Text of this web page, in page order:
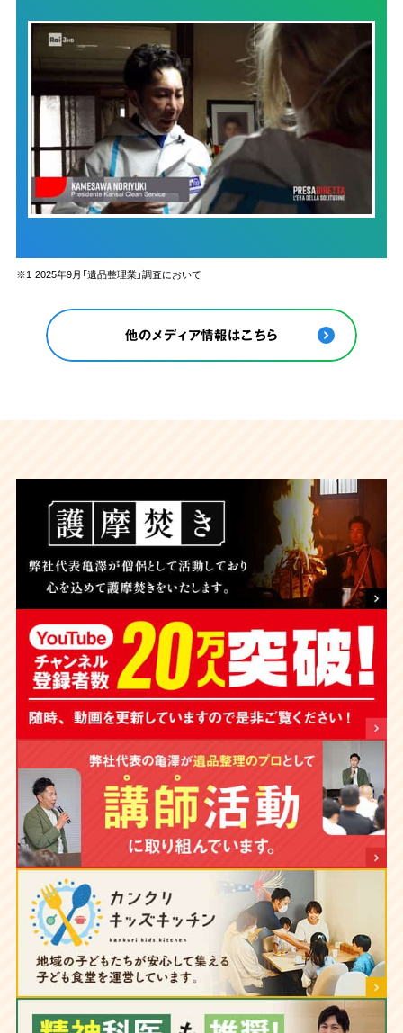
※1 2025年9月「遺品整理業」調査において
他のメディア情報はこちら